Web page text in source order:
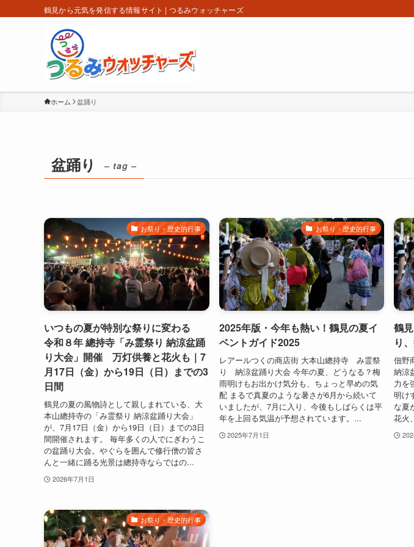
鶴見から元気を発信する情報サイト | つるみウォッチャーズ
ホーム 盆踊り
盆踊り – tag –
お祭り・歴史的行事
いつもの夏が特別な祭りに変わる
令和８年 總持寺「み霊祭り 納涼盆踊
り大会」開催 万灯供養と花火も｜7
月17日（金）から19日（日）までの3
日間
鶴見の夏の風物詩として親しまれている、大
本山總持寺の「み霊祭り 納涼盆踊り大会」
が、7月17日（金）から19日（日）までの3日
間開催されます。 毎年多くの人でにぎわうこ
の盆踊り大会。やぐらを囲んで修行僧の皆さ
んと一緒に踊る光景は總持寺ならではの...
2026年7月1日
お祭り・歴史的行事
2025年版・今年も熱い！鶴見の夏イ
ベントガイド2025
レアールつくの商店街 大本山總持寺 み霊祭
り 納涼盆踊り大会 今年の夏、どうなる？梅
雨明けもお出かけ気分も、ちょっと早めの気
配 まるで真夏のような暑さが6月から続いて
いましたが、7月に入り、今後もしばらくは平
年を上回る気温が予想されています。...
2025年7月1日
鶴
り
佃野
納涼
力を
明け
な夏
花火
お祭り・歴史的行事